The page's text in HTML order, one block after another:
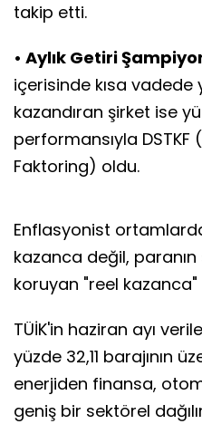
takip etti.
• Aylık Getiri
içerisinde kısa vadede
kazandıran şirket ise
performansıyla DSTKF
Faktoring) oldu.
Enflasyonist
kazanca değil,
koruyan "reel kazanca"
TÜİK'in haziran ayı
yüzde 32,11 barajının
enerjiden finansa,
geniş bir sektörel